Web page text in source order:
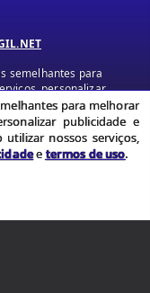
semelhantes para
personalizar
interesse. Ao utilizar
de privacidade e
de uso
para melhorar
publicidade e
nossos serviços,
etermos de uso.